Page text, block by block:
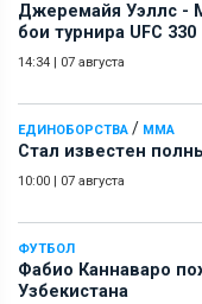
Джеремайя Уэллс -
бои турнира UFC 330
14:34 07 августа
ЕДИНОБОРСТВА / ММА
Стал известен
10:00 07 августа
ФУТБОЛ
Фабио Каннаваро
Узбекистана